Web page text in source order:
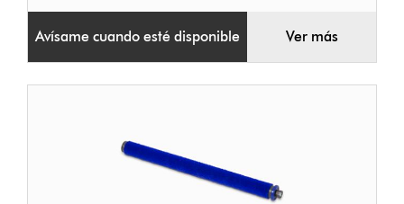
Avísame cuando esté disponible Ver más